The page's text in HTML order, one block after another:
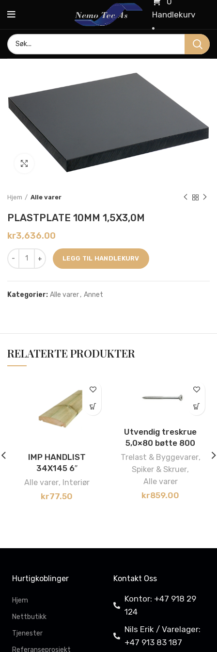
Handlekurv
Click to enlarge
Hjem Alle varer
PLASTPLATE 10MM 1,5X3,0M
kr3,636.00
LEGG TIL HANDLEKURV
Kategorier: Alle varer, Annet
RELATERTE PRODUKTER
IMP HANDLIST
34X145 6″
Alle varer, Interiør
kr77.50
Utvendig treskrue
5,0×80 bøtte 800
Trelast & Byggevarer,
Spiker & Skruer,
Alle varer
kr859.00
Hurtigkoblinger
Hjem
Nettbutikk
Tjenester
Referanseprosjekt
Kontakt Oss
Kontor: +47 918 29
124
Nils Erik / Varelager:
+47 913 83 187